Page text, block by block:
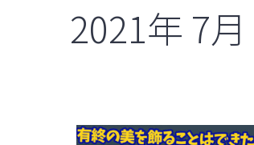
2021年 7月